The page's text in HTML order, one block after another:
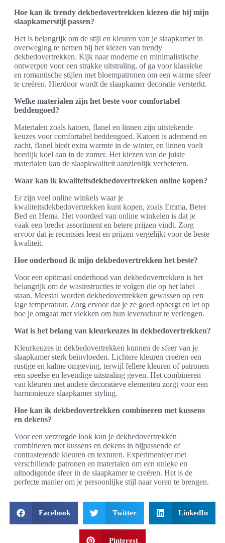
Hoe kan ik trendy dekbedovertrekken kiezen die bij mijn
slaapkamerstijl passen?
Het is belangrijk om de stijl en kleuren van je slaapkamer in
overweging te nemen bij het kiezen van trendy
dekbedovertrekken. Kijk naar moderne en minimalistische
ontwerpen voor een strakke uitstraling, of ga voor klassieke
en romantische stijlen met bloempatronen om een warme sfeer
te creëren. Hierdoor wordt de slaapkamer decoratie versterkt.
Welke materialen zijn het beste voor comfortabel
beddengoed?
Materialen zoals katoen, flanel en linnen zijn uitstekende
keuzes voor comfortabel beddengoed. Katoen is ademend en
zacht, flanel biedt extra warmte in de winter, en linnen voelt
heerlijk koel aan in de zomer. Het kiezen van de juiste
materialen kan de slaapkwaliteit aanzienlijk verbeteren.
Waar kan ik kwaliteitsdekbedovertrekken online kopen?
Er zijn veel online winkels waar je
kwaliteitsdekbedovertrekken kunt kopen, zoals Emma, Beter
Bed en Hema. Het voordeel van online winkelen is dat je
vaak een breder assortiment en betere prijzen vindt. Zorg
ervoor dat je recensies leest en prijzen vergelijkt voor de beste
kwaliteit.
Hoe onderhoud ik mijn dekbedovertrekken het beste?
Voor een optimaal onderhoud van dekbedovertrekken is het
belangrijk om de wasinstructies te volgen die op het label
staan. Meestal worden dekbedovertrekken gewassen op een
lage temperatuur. Zorg ervoor dat je ze goed opbergt en let op
hoe je omgaat met vlekken om hun levensduur te verlengen.
Wat is het belang van kleurkeuzes in dekbedovertrekken?
Kleurkeuzes in dekbedovertrekken kunnen de sfeer van je
slaapkamer sterk beïnvloeden. Lichtere kleuren creëren een
rustige en kalme omgeving, terwijl fellere kleuren of patronen
een speelse en levendige uitstraling geven. Het combineren
van kleuren met andere decoratieve elementen zorgt voor een
harmonieuze slaapkamer styling.
Hoe kan ik dekbedovertrekken combineren met kussens
en dekens?
Voor een verzorgde look kun je dekbedovertrekken
combineren met kussens en dekens in bijpassende of
contrasterende kleuren en texturen. Experimenteer met
verschillende patronen en materialen om een unieke en
uitnodigende sfeer in de slaapkamer te creëren. Het is de
perfecte manier om je persoonlijke stijl naar voren te brengen.
Facebook Twitter LinkedIn
Pinterest